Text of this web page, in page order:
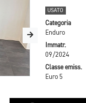
USATO
Categoria
Enduro
Immatr.
09/2024
Classe emiss.
Euro 5